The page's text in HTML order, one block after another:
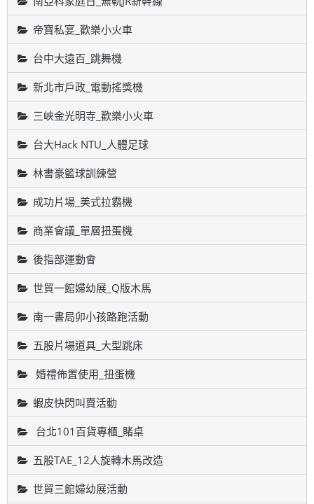
帝寶私宴_歡樂小火車
台中大遠百_跳舞機
新北市戶政_電動搖獎機
三峽金光明寺_歡樂小火車
台大Hack NTU_人體足球
林書豪籃球訓練營
成功片場_美式拉霸機
商業會議_單層扭蛋機
後指部運動會
世貿一館婦幼展_Q版木馬
南一書局卯小孩路跑活動
五股片場道具_大型跳床
婚禮佈置使用_扭蛋機
蝦皮快閃叫賣活動
台北101百貨專櫃_賭桌
五股TAE_12人旋轉木馬改造
世貿三館婦幼展活動